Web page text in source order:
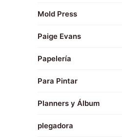
Maquinas Sizzix
Perforadoras
Tool Kits
Lapices KarineLettering
Lapices Molotow
Lettering
Marcadores
Mold Press
Paige Evans
Papelería
Anillos
Encuadernacion
Heidi Swapp
Para Pintar
Planners y Álbum
Planners y travel book
plegadora